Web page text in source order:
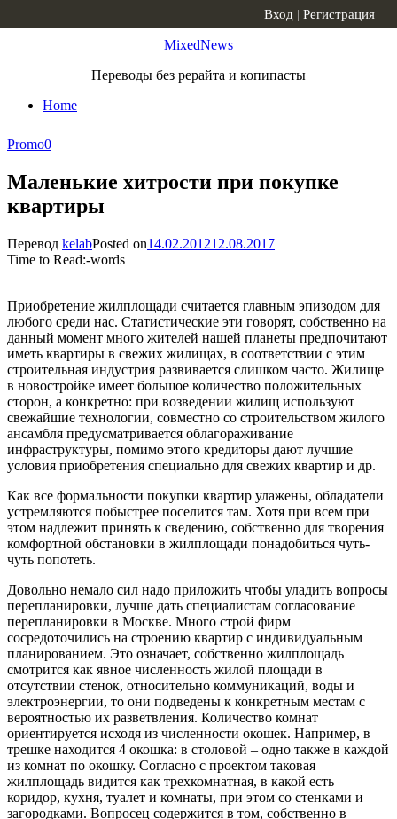
MixedNews
Переводы без рерайта и копипасты
Home
Вход | Регистрация
Promo0
Маленькие хитрости при покупке
квартиры
Перевод kelabPosted on14.02.201212.08.2017
Time to Read:-words
Приобретение жилплощади считается главным эпизодом для
любого среди нас. Статистические эти говорят, собственно на
данный момент много жителей нашей планеты предпочитают
иметь квартиры в свежих жилищах, в соответствии с этим
строительная индустрия развивается слишком часто. Жилище
в новостройке имеет большое количество положительных
сторон, а конкретно: при возведении жилищ используют
свежайшие технологии, совместно со строительством жилого
ансамбля предусматривается облагораживание
инфраструктуры, помимо этого кредиторы дают лучшие
условия приобретения специально для свежих квартир и др.
Как все формальности покупки квартир улажены, обладатели
устремляются побыстрее поселится там. Хотя при всем при
этом надлежит принять к сведению, собственно для творения
комфортной обстановки в жилплощади понадобиться чуть-
чуть попотеть.
Довольно немало сил надо приложить чтобы уладить вопросы
перепланировки, лучше дать специалистам согласование
перепланировки в Москве. Много строй фирм
сосредоточились на строению квартир с индивидуальным
планированием. Это означает, собственно жилплощадь
смотрится как явное численность жилой площади в
отсутствии стенок, относительно коммуникаций, воды и
электроэнергии, то они подведены к конкретным местам с
вероятностью их разветвления. Количество комнат
ориентируется исходя из численности окошек. Например, в
трешке находится 4 окошка: в столовой – одно также в каждой
из комнат по окошку. Согласно с проектом таковая
жилплощадь видится как трехкомнатная, в какой есть
коридор, кухня, туалет и комнаты, при этом со стенками и
загородками. Вопросец содержится в том, собственно в